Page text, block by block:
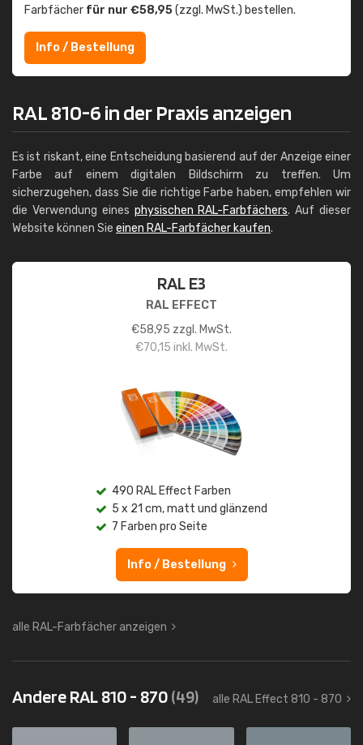
Farbfächer für nur €58,95(zzgl. MwSt.) bestellen.
Info / Bestellung
RAL 810-6 in der Praxis anzeigen
Es ist riskant, eine Entscheidung basierend auf der Anzeige einer
Farbe auf einem digitalen Bildschirm zu treffen. Um
sicherzugehen, dass Sie die richtige Farbe haben, empfehlen wir
die Verwendung eines physischen RAL-Farbfächers. Auf dieser
Website können Sie einen RAL-Farbfächer kaufen.
RAL E3
RAL EFFECT
€58,95 zzgl. MwSt.
€70,15 inkl. MwSt.
490 RAL Effect Farben
5 x 21 cm, matt und glänzend
7 Farben pro Seite
Info / Bestellung
alle RAL-Farbfächer anzeigen
Andere RAL 810 - 870(49) alle RAL Effect 810 - 870